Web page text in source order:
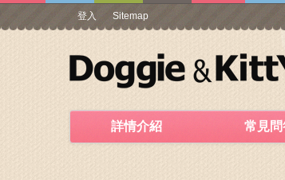
登入 Sitemap
詳情介紹 常見問